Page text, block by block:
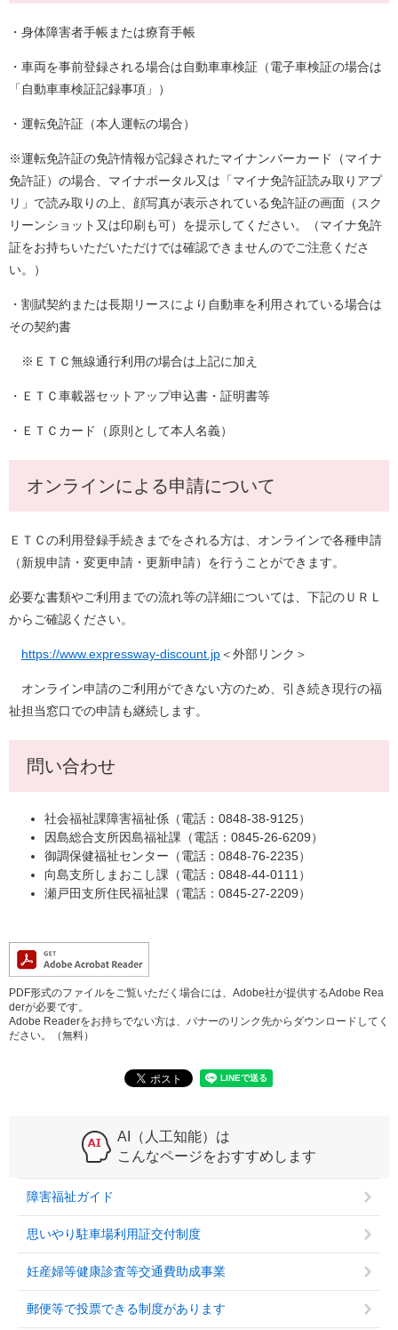
・身体障害者手帳または療育手帳
・車両を事前登録される場合は自動車車検証（電子車検証の場合は
「自動車車検証記録事項」）
・運転免許証（本人運転の場合）
※運転免許証の免許情報が記録されたマイナンバーカード（マイナ
免許証）の場合、マイナポータル又は「マイナ免許証読み取りアプ
リ」で読み取りの上、顔写真が表示されている免許証の画面（スク
リーンショット又は印刷も可）を提示してください。（マイナ免許
証をお持ちいただいただけでは確認できませんのでご注意くださ
い。）
・割賦契約または長期リースにより自動車を利用されている場合は
その契約書
※ＥＴＣ無線通行利用の場合は上記に加え
・ＥＴＣ車載器セットアップ申込書・証明書等
・ＥＴＣカード（原則として本人名義）
オンラインによる申請について
ＥＴＣの利用登録手続きまでをされる方は、オンラインで各種申請
（新規申請・変更申請・更新申請）を行うことができます。
必要な書類やご利用までの流れ等の詳細については、下記のＵＲＬ
からご確認ください。
https://www.expressway-discount.jp＜外部リンク＞
オンライン申請のご利用ができない方のため、引き続き現行の福
祉担当窓口での申請も継続します。
問い合わせ
社会福祉課障害福祉係（電話：0848-38-9125）
因島総合支所因島福祉課（電話：0845-26-6209）
御調保健福祉センター（電話：0848-76-2235）
向島支所しまおこし課（電話：0848-44-0111）
瀬戸田支所住民福祉課（電話：0845-27-2209）
PDF形式のファイルをご覧いただく場合には、Adobe社が提供するAdobe Rea
derが必要です。
Adobe Readerをお持ちでない方は、バナーのリンク先からダウンロードしてく
ださい。（無料）
AI（人工知能）は
こんなページをおすすめします
障害福祉ガイド
思いやり駐車場利用証交付制度
妊産婦等健康診査等交通費助成事業
郵便等で投票できる制度があります